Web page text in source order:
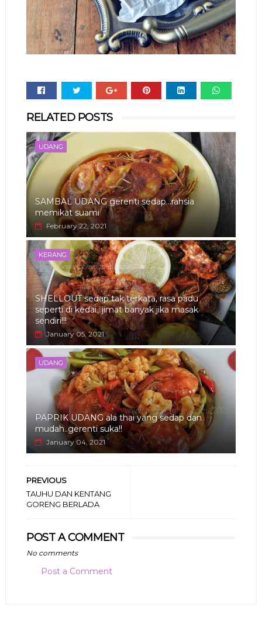
RELATED POSTS
UDANG
SAMBAL UDANG gerenti sedap...rahsia
memikat suami
February 22, 2021
KERANG
SHELLOUT sedap tak terkata, rasa padu
seperti di kedai...jimat banyak jika masak
sendiri!!!
January 05, 2021
UDANG
PAPRIK UDANG ala thai yang sedap dan
mudah..gerenti suka!!
January 04, 2021
PREVIOUS
TAUHU DAN KENTANG
GORENG BERLADA
POST A COMMENT
No comments
Post a Comment